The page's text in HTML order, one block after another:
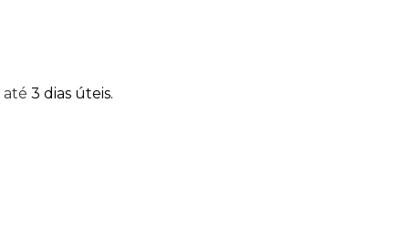
até 3 dias úteis.